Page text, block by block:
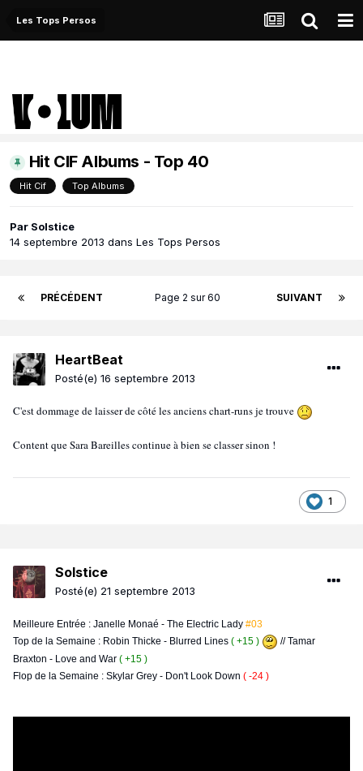
Les Tops Persos
Hit CIF Albums - Top 40
Hit Cif Top Albums
Par Solstice
14 septembre 2013 dans Les Tops Persos
PRÉCÉDENT SUIVANT
Page 2 sur 60
HeartBeat
Posté(e) 16 septembre 2013
C'est dommage de laisser de côté les anciens chart-runs je trouve
Content que Sara Bareilles continue à bien se classer sinon !
1
Solstice
Posté(e) 21 septembre 2013
Meilleure Entrée : Janelle Monaé - The Electric Lady #03
Top de la Semaine : Robin Thicke - Blurred Lines ( +15 )
// Tamar
Braxton - Love and War ( +15 )
Flop de la Semaine : Skylar Grey - Don't Look Down ( -24 )